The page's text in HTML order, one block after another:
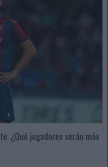
¿Qué jugadores serán más